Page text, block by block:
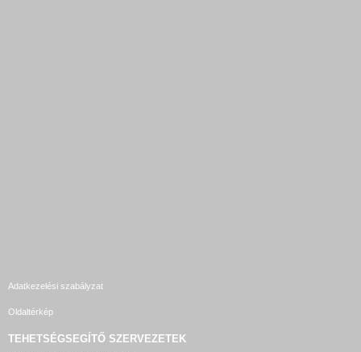
Adatkezelési szabályzat
Oldaltérkép
TEHETSÉGSEGÍTŐ SZERVEZETEK